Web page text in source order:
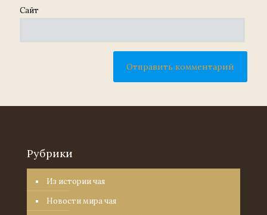
Сайт
Рубрики
Из истории чая
Новости мира чая